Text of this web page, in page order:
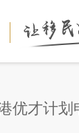
优才计划